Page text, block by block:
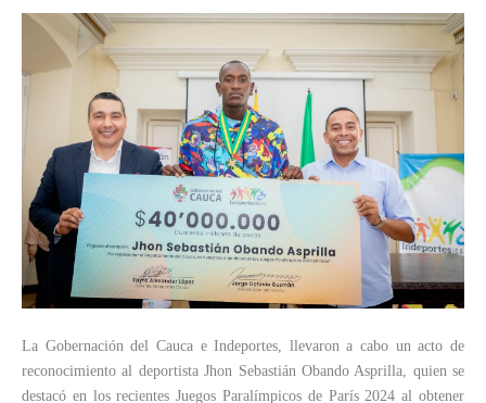
La Gobernación del Cauca e Indeportes, llevaron a cabo un acto de
reconocimiento al deportista Jhon Sebastián Obando Asprilla, quien se
destacó en los recientes Juegos Paralímpicos de París 2024 al obtener